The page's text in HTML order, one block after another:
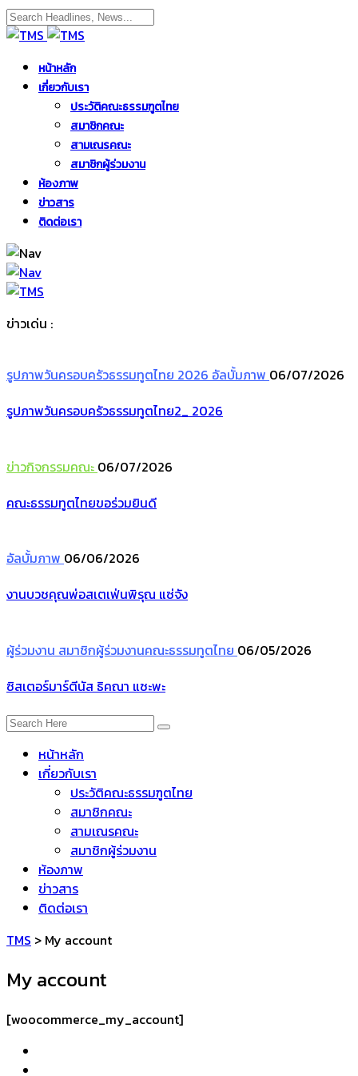
หน้าหลัก
เกี่ยวกับเรา
ประวัติคณะธรรมฑูตไทย
สมาชิกคณะ
สามเณรคณะ
สมาชิกผู้ร่วมงาน
ห้องภาพ
ข่าวสาร
ติดต่อเรา
ข่าวเด่น :
รูปภาพวันครอบครัวธรรมทูตไทย 2026 อัลบั้มภาพ 06/07/2026
รูปภาพวันครอบครัวธรรมทูตไทย2_ 2026
ข่าวกิจกรรมคณะ 06/07/2026
คณะธรรมทูตไทยขอร่วมยินดี
อัลบั้มภาพ 06/06/2026
งานบวชคุณพ่อสเตเฟ่นพิรุณ แซ่จัง
ผู้ร่วมงาน สมาชิกผู้ร่วมงานคณะธรรมทูตไทย 06/05/2026
ซิสเตอร์มาร์ตีนัส ธิคณา แซะพะ
หน้าหลัก
เกี่ยวกับเรา
ประวัติคณะธรรมฑูตไทย
สมาชิกคณะ
สามเณรคณะ
สมาชิกผู้ร่วมงาน
ห้องภาพ
ข่าวสาร
ติดต่อเรา
TMS > My account
My account
[woocommerce_my_account]